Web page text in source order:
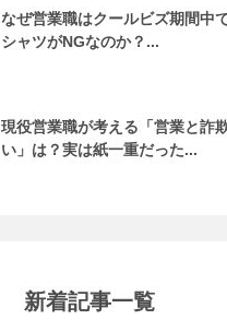
なぜ営業職はクールビズ期間中
シャツがNGなのか？...
現役営業職が考える「営業と詐
い」は？実は紙一重だった...
新着記事一覧